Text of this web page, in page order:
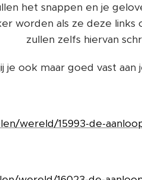
het snappen en je
worden als ze deze
zullen zelfs hiervan
je ook maar goed vast aan
wereld/15993-de-